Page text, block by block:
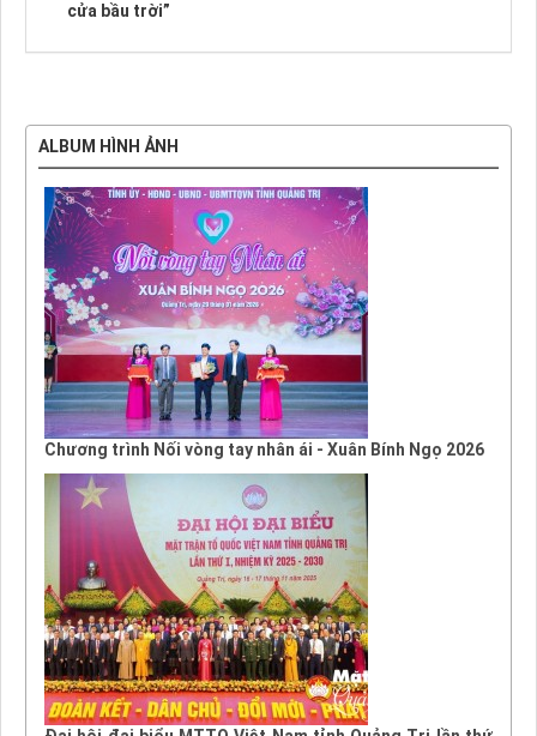
cửa bầu trời”
ALBUM HÌNH ẢNH
Chương trình Nối vòng tay nhân ái - Xuân Bính Ngọ 2026